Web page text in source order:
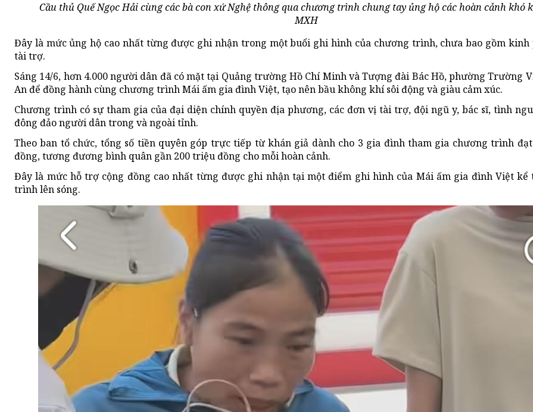
Cầu thủ Quế Ngọc Hải cùng các bà con xứ Nghệ thông qua chương trình chung tay ủng hộ các hoàn cảnh khó
MXH
Đây là mức ủng hộ cao nhất từng được ghi nhận trong một buổi ghi hình của chương trình, chưa bao gồm kinh
tài trợ.
Sáng 14/6, hơn 4.000 người dân đã có mặt tại Quảng trường Hồ Chí Minh và Tượng đài Bác Hồ, phường Trường
An để đồng hành cùng chương trình Mái ấm gia đình Việt, tạo nên bầu không khí sôi động và giàu cảm xúc.
Chương trình có sự tham gia của đại diện chính quyền địa phương, các đơn vị tài trợ, đội ngũ y, bác sĩ, tình
đông đảo người dân trong và ngoài tỉnh.
Theo ban tổ chức, tổng số tiền quyên góp trực tiếp từ khán giả dành cho 3 gia đình tham gia chương trình
đồng, tương đương bình quân gần 200 triệu đồng cho mỗi hoàn cảnh.
Đây là mức hỗ trợ cộng đồng cao nhất từng được ghi nhận tại một điểm ghi hình của Mái ấm gia đình Việt
trình lên sóng.